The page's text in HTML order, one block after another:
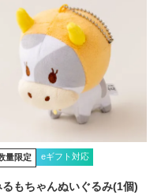
量限定 eギフト対応
るもちゃんぬいぐるみ(1個)